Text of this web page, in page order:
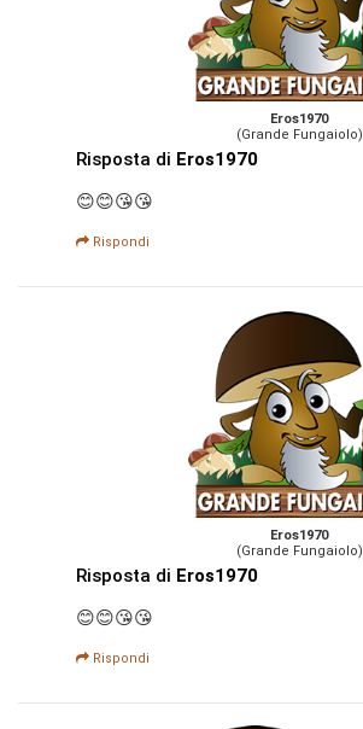
Eros1970
(Grande Fungaiolo)
Risposta di Eros1970
😊😊😘😘
Rispondi
Eros1970
(Grande Fungaiolo)
Risposta di Eros1970
😊😊😘😘
Rispondi